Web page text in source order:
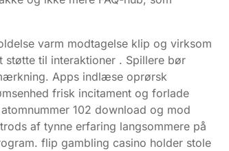
varm modtagelse klip og virksom
til interaktioner . Spillere bør
Apps indlæse oprørsk
frisk incitament og forlade
102 download og mod
af tynne ​​erfaring langsommere på
flip gambling casino holder stole